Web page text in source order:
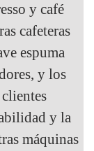
y café
cafeteras
espuma
y los
y la
máquinas